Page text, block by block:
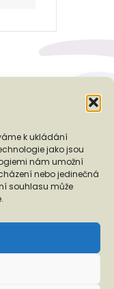
k ukládání
jako jsou
nám umožní
nebo jedinečná
souhlasu může
❭